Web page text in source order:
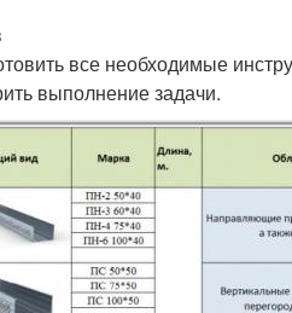
все необходимые
выполнение задачи.